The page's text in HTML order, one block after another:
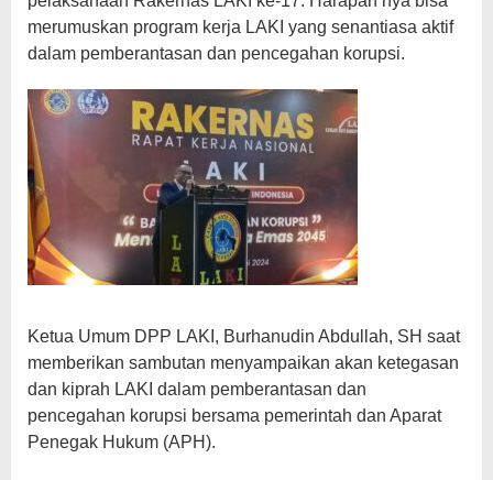
merumuskan program kerja LAKI yang senantiasa aktif
dalam pemberantasan dan pencegahan korupsi.
Ketua Umum DPP LAKI, Burhanudin Abdullah, SH saat
memberikan sambutan menyampaikan akan ketegasan
dan kiprah LAKI dalam pemberantasan dan
pencegahan korupsi bersama pemerintah dan Aparat
Penegak Hukum (APH).